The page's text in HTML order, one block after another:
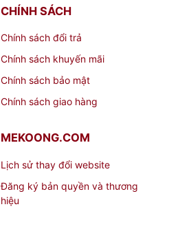
CHÍNH SÁCH
Chính sách đổi trả
Chính sách khuyến mãi
Chính sách bảo mật
Chính sách giao hàng
MEKOONG.COM
Lịch sử thay đổi website
Đăng ký bản quyền và thương
hiệu